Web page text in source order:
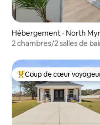
Hébergement ⋅ North
2 chambres/2 salles de
Coups de cœur voyageurs
Coup de cœur